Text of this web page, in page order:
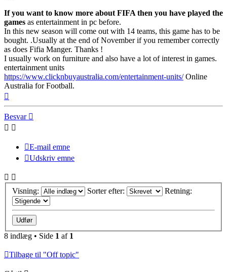
If you want to know more about FIFA then you have played the
games as entertainment in pc before.
In this new season will come out with 14 teams, this game has to be
bought. .Usually at the end of November if you remember correctly
as does Fifia Manger. Thanks !
I usually work on furniture and also have a lot of interest in games.
entertainment units
https://www.clicknbuyaustralia.com/entertainment-units/Online
Australia for Football.
Besvar
E-mail emne
Udskriv emne
Visning: Sorter efter: Retning:
8 indlæg • Side 1 af 1
Tilbage til "Off topic"